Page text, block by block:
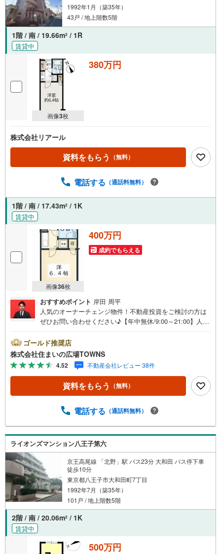
1992年1月（築35年）
43戸 / 地上階数5階
1階 / 南 / 19.66m2 / 1R
賃貸中
画像3枚
380万円
株式会社リアール
資料をもらう （無料）
電話する （通話料無料）
1階 / 南 / 17.43m2 / 1K
賃貸中
画像36枚
400万円
成約でもらえる
おすすめポイント 岸田 周平
人気のオーナーチェンジ物件！不動産投資をご検討の方は
ぜひお問い合わせください♪【年中無休/9:00～21:00】人気
下さい。「室内・現地を見学する」ボタンよりご予約頂く
とご見学がスムーズです。■その他、各種ご相談も承ってお
ります。○住宅ローンのご相談○ライフプランのシミュレー
ション■住まいの広場TOWNSからお客様へ経験豊富なスタ
ッフが親身になってお客様に合った物件をご紹介させて頂
きます！ /他社様掲載物件も併せてご紹介可能ですのでお気
でのお越しも大歓迎です！
ゴールド推奨店
株式会社住まいの広場TOWNS
4.52 不動産会社レビュー 38件
資料をもらう （無料）
電話する （通話料無料）
ライオンズマンション八王子第六
京王高尾線 「北野」駅 バス23分 大和田 バス停下車
徒歩10分
東京都八王子市大和田町7丁目
1992年7月（築35年）
101戸 / 地上階数5階
2階 / 南 / 20.06m2 / 1K
賃貸中
500万円